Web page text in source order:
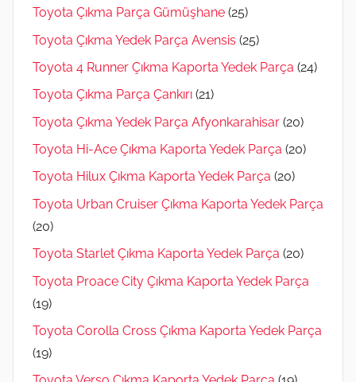
Toyota Çıkma Parça Gümüşhane (25)
Toyota Çıkma Yedek Parça Avensis (25)
Toyota 4 Runner Çıkma Kaporta Yedek Parça (24)
Toyota Çıkma Parça Çankırı (21)
Toyota Çıkma Yedek Parça Afyonkarahisar (20)
Toyota Hi-Ace Çıkma Kaporta Yedek Parça (20)
Toyota Hilux Çıkma Kaporta Yedek Parça (20)
Toyota Urban Cruiser Çıkma Kaporta Yedek Parça
(20)
Toyota Starlet Çıkma Kaporta Yedek Parça (20)
Toyota Proace City Çıkma Kaporta Yedek Parça
(19)
Toyota Corolla Cross Çıkma Kaporta Yedek Parça
(19)